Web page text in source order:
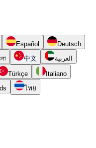
Español
Deutsch
中文 العربية
Türkçe
Italiano
ไทย